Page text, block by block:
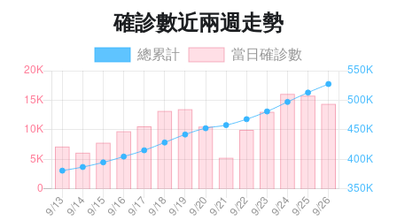
確診數近兩週走勢